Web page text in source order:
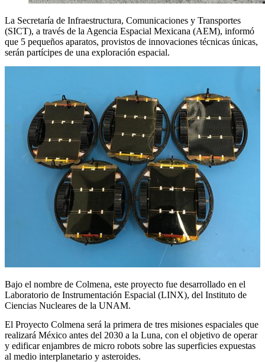
La Secretaría de Infraestructura, Comunicaciones y Transportes
(SICT), a través de la Agencia Espacial Mexicana (AEM), informó
que 5 pequeños aparatos, provistos de innovaciones técnicas únicas,
serán partícipes de una exploración espacial.
Bajo el nombre de Colmena, este proyecto fue desarrollado en el
Laboratorio de Instrumentación Espacial (LINX), del Instituto de
Ciencias Nucleares de la UNAM.
El Proyecto Colmena será la primera de tres misiones espaciales que
realizará México antes del 2030 a la Luna, con el objetivo de operar
y edificar enjambres de micro robots sobre las superficies expuestas
al medio interplanetario y asteroides.